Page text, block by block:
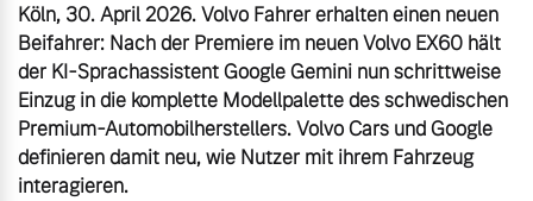
Service by Volvo
Köln, 30. April 2026. Volvo Fahrer erhalten einen neuen
Beifahrer: Nach der Premiere im neuen Volvo EX60 hält
der KI-Sprachassistent Google Gemini nun schrittweise
Einzug in die komplette Modellpalette des schwedischen
Premium-Automobilherstellers. Volvo Cars und Google
definieren damit neu, wie Nutzer mit ihrem Fahrzeug